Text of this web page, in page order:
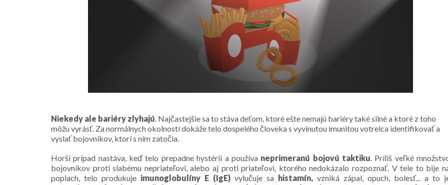
Niekedy ale bariéry zlyhajú. Najčastejšie sa to stáva deťom, ktoré ešte nemajú bariéry také silné a ktoré z toho
môžu vyrásť. Za normálnych okolností dokáže telo dospelého človeka s vyvinutou imunitou votrelca identifikovať a
vyslať bojovníkov, ktorí s ním zatočia.
Horší prípad nastáva, keď telo prepadne hystérii a používa neprimeranú bojovú taktiku. Príliš veľké
bojovníkov proti slabému nepriateľovi, alebo aj proti priateľovi, ktorého nedokázalo rozpoznať. V tele to bije
poplach, telo produkuje imunoglobulíny E (IgE) vylučuje sa histamín, vzniká zápal, opuch, bolesť... a to